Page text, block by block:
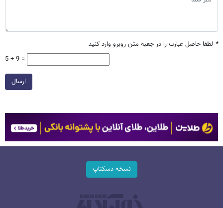
* لطفا حاصل عبارت را در جعبه متن روبرو وارد کنید
5 + 9 =
ارسال
نسخه دسکتاپ